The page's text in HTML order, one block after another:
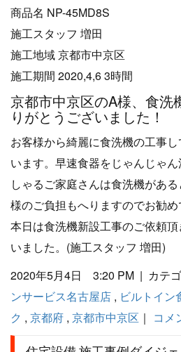
商品名 NP-45MD8S
施工スタッフ 増田
施工地域 京都市中京区
施工期間 2020,4,6 3時間
京都市中京区のA様、食洗
りがとうございました！
お客様から綺麗に食洗機の工事
います。早速食器をじゃんじゃ
しゃるご家庭さんは食洗機があ
様のご負担もへりますのでお勧
本日は食洗機新設工事のご依頼
いました。(施工スタッフ 増田)
2020年5月4日 3:20 PM | カテゴ
ンサービス名古屋店 , ビルトイン
ク , 京都府 , 京都市中京区 ｜ コメ